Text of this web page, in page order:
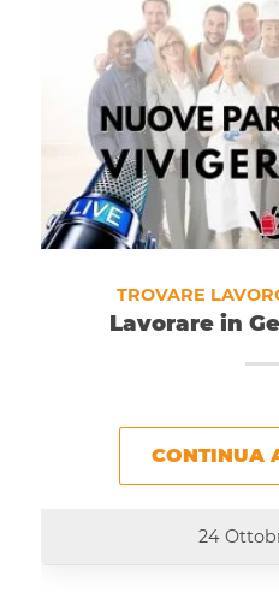
TROVARE
Lavorare in
CONTINUA
24